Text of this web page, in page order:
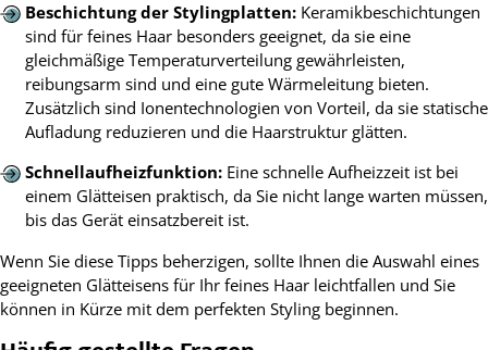
Beschichtung der Stylingplatten:Keramikbeschichtungen
sind für feines Haar besonders geeignet, da sie eine
gleichmäßige Temperaturverteilung gewährleisten,
reibungsarm sind und eine gute Wärmeleitung bieten.
Zusätzlich sind Ionentechnologien von Vorteil, da sie statische
Aufladung reduzieren und die Haarstruktur glätten.
Schnellaufheizfunktion:Eine schnelle Aufheizzeit ist bei
einem Glätteisen praktisch, da Sie nicht lange warten müssen,
bis das Gerät einsatzbereit ist.
Wenn Sie diese Tipps beherzigen, sollte Ihnen die Auswahl eines
geeigneten Glätteisens für Ihr feines Haar leichtfallen und Sie
können in Kürze mit dem perfekten Styling beginnen.